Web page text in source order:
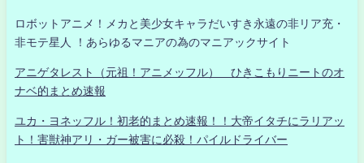
ロボットアニメ！メカと美少女キャラだいすき永遠の非リア充・
非モテ星人 ！あらゆるマニアの為のマニアックサイト
アニゲタレスト（元祖！アニメッフル） ひきこもりニートのオ
ナベ的まとめ速報
ユカ・ヨネッフル！初老的まとめ速報！！大帝イタチにラリアッ
ト！害獣神アリ・ガー被害に必殺！パイルドライバー